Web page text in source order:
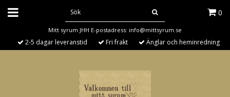
0
Mitt syrum JHH E-postadress: info@mittsyrum.se
2-5 dagar leveranstid Fri frakt Änglar och heminredning